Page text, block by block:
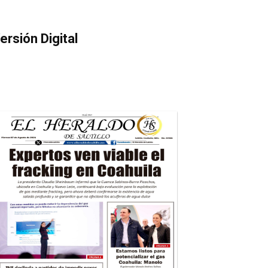
Digital